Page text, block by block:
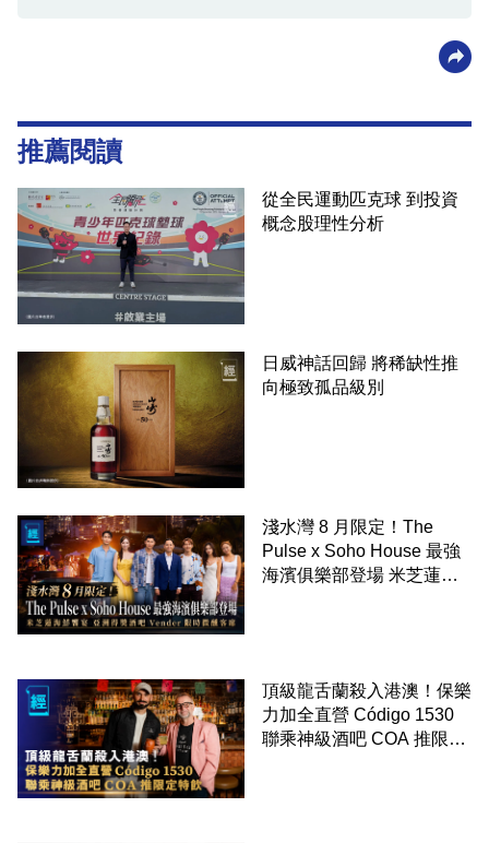
推薦閱讀
從全民運動匹克球 到投資
概念股理性分析
日威神話回歸 將稀缺性推
向極致孤品級別
淺水灣 8 月限定！The
Pulse x Soho House 最強
海濱俱樂部登場 米芝蓮海
頂級龍舌蘭殺入港澳！保樂
力加全直營 Código 1530
聯乘神級酒吧 COA 推限定